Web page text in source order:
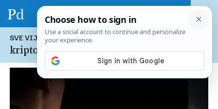
SVE VIJESTI NA TEMU:
kripto tržište